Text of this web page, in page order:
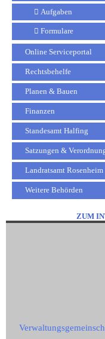
Aufgaben
Formulare
Online Serviceportal
Rechtsbehelfe
Planen & Bauen
Finanzen
Standesamt Halfing
Satzungen &
Landratsamt Rosenheim
Weitere Behörden
ZUM